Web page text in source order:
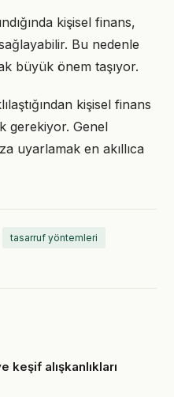
kişisel finans,
Bu nedenle
büyük önem taşıyor.
kişisel finans
gerekiyor. Genel
uyarlamak en akıllıca
tasarruf yöntemleri
keşif alışkanlıkları